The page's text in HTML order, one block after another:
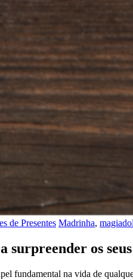
de Presentes Madrinha,
surpreender os
fundamental na vida de